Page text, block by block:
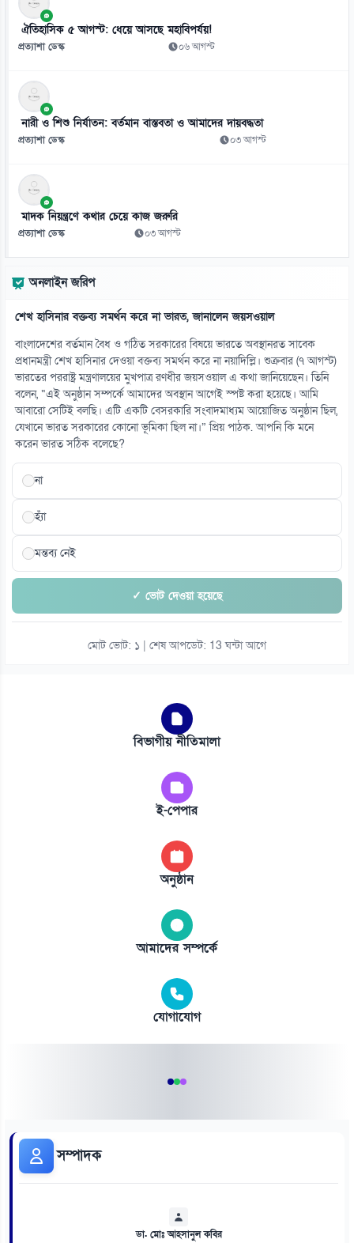
ঐতিহাসিক ৫ আগস্ট: ধেয়ে আসছে মহাবিপর্যয়!
প্রত্যাশা ডেস্ক ০৬ আগস্ট
নারী ও শিশু নির্যাতন: বর্তমান বাস্তবতা ও আমাদের দায়বদ্ধতা
প্রত্যাশা ডেস্ক ০৩ আগস্ট
মাদক নিয়ন্ত্রণে কথার চেয়ে কাজ জরুরি
প্রত্যাশা ডেস্ক ০৩ আগস্ট
অনলাইন জরিপ
শেখ হাসিনার বক্তব্য সমর্থন করে না ভারত, জানালেন জয়সওয়াল
বাংলাদেশের বর্তমান বৈধ ও গঠিত সরকারের বিষয়ে ভারতে অবস্থানরত সাবেক
প্রধানমন্ত্রী শেখ হাসিনার দেওয়া বক্তব্য সমর্থন করে না নয়াদিল্লি। শুক্রবার (৭ আগস্ট)
ভারতের পররাষ্ট্র মন্ত্রণালয়ের মুখপাত্র রণধীর জয়সওয়াল এ কথা জানিয়েছেন। তিনি
বলেন, “এই অনুষ্ঠান সম্পর্কে আমাদের অবস্থান আগেই স্পষ্ট করা হয়েছে। আমি
আবারো সেটিই বলছি। এটি একটি বেসরকারি সংবাদমাধ্যম আয়োজিত অনুষ্ঠান ছিল,
যেখানে ভারত সরকারের কোনো ভূমিকা ছিল না।” প্রিয় পাঠক. আপনি কি মনে
করেন ভারত সঠিক বলেছে?
না
হ্যাঁ
মন্তব্য নেই
✓ ভোট দেওয়া হয়েছে
মোট ভোট: ১ | শেষ আপডেট: 13 ঘন্টা আগে
বিভাগীয় নীতিমালা
ই-পেপার
অনুষ্ঠান
আমাদের সম্পর্কে
যোগাযোগ
সম্পাদক
ডা. মোঃ আহসানুল কবির